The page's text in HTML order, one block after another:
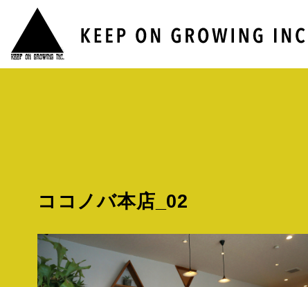
ココノバ本店_02